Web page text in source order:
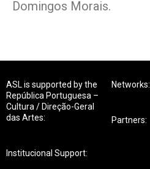
Domingos Morais.
ASL is supported by the
República Portuguesa –
Cultura / Direção-Geral
das Artes:
Institucional Support:
Networks:
Partners: